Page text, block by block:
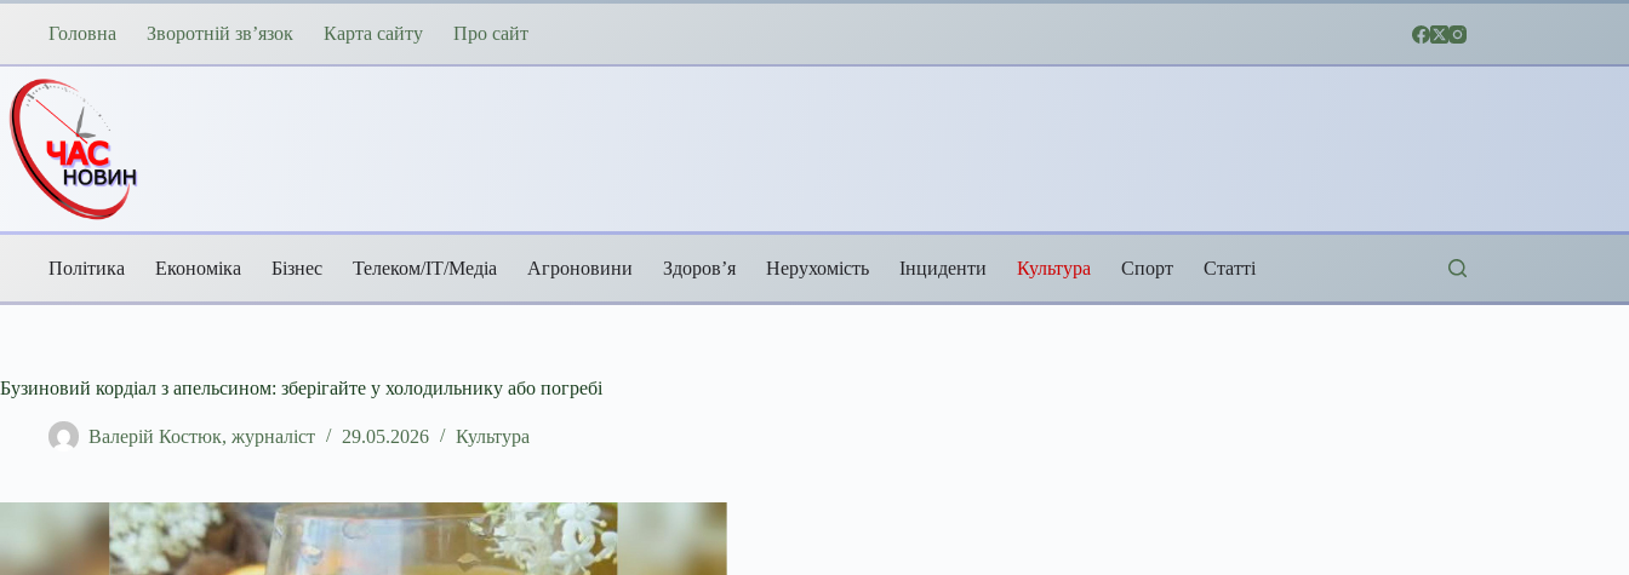
Перейти
Головна Зворотній зв’язок Карта сайту Про сайт
Політика Економіка Бізнес Телеком/ІТ/Медіа Агроновини Здоров’я Нерухомість Інциденти Культура Спорт Статті
Бузиновий кордіал з апельсином: зберігайте у холодильнику або погребі
Валерій Костюк, журналіст 29.05.2026 Культура